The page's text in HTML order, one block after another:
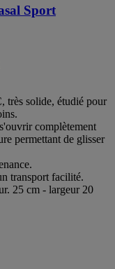
Sport
très solide, étudié pour
complètement
permettant de glisser
transport facilité.
25 cm - largeur 20